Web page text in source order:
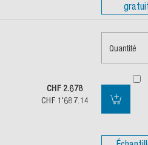
CHF 2.678
CHF 1'687.14
Quantité